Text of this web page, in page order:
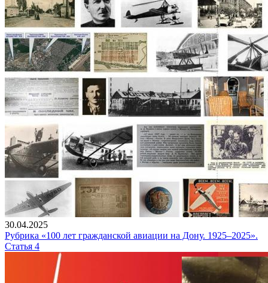
30.04.2025
Рубрика «100 лет гражданской авиации на Дону. 1925–2025».
Статья 4